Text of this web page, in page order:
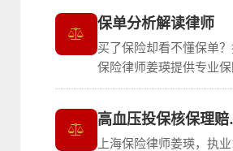
的常见纠纷类型和应对
者在投保时识别条款陷阱
纠纷时找到有效的维权
保单分析解读律师
买了保险却看不懂保单
保险律师姜瑛提供专业
析服务，逐条拆解条款
险，帮您在投保前和理
相，避免退保损失与拒赔高
上海保险律师姜瑛，执